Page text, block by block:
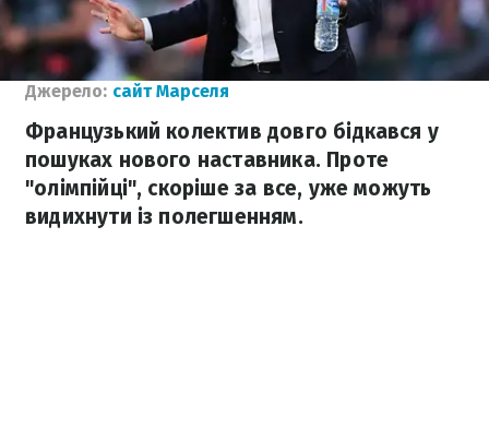
Джерело: сайт Марселя
Французький колектив довго бідкався у
пошуках нового наставника. Проте
"олімпійці", скоріше за все, уже можуть
видихнути із полегшенням.